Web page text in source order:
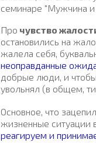
семинаре "Мужчина
Про чувство
остановились на
жалела себя,
неоправданные
добрые люди, и чтобы
увольнял (в общем,
Основное, что
жизненные ситуации
реагируем и